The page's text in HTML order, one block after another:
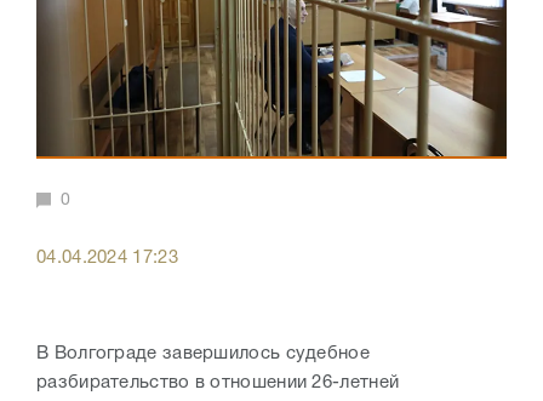
0
04.04.2024 17:23
В Волгограде завершилось судебное
разбирательство в отношении 26-летней